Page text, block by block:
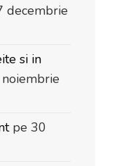
decembrie
si in
pe 30